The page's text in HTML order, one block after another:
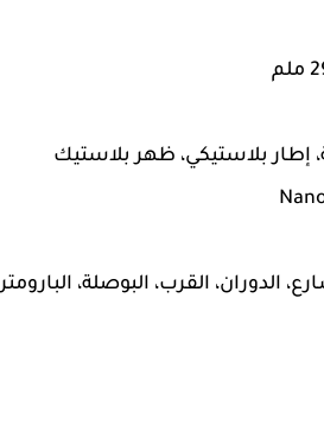
إطار بلاستيكي، ظهر بلاستيك
الدوران، القرب، البوصلة، البارومتر